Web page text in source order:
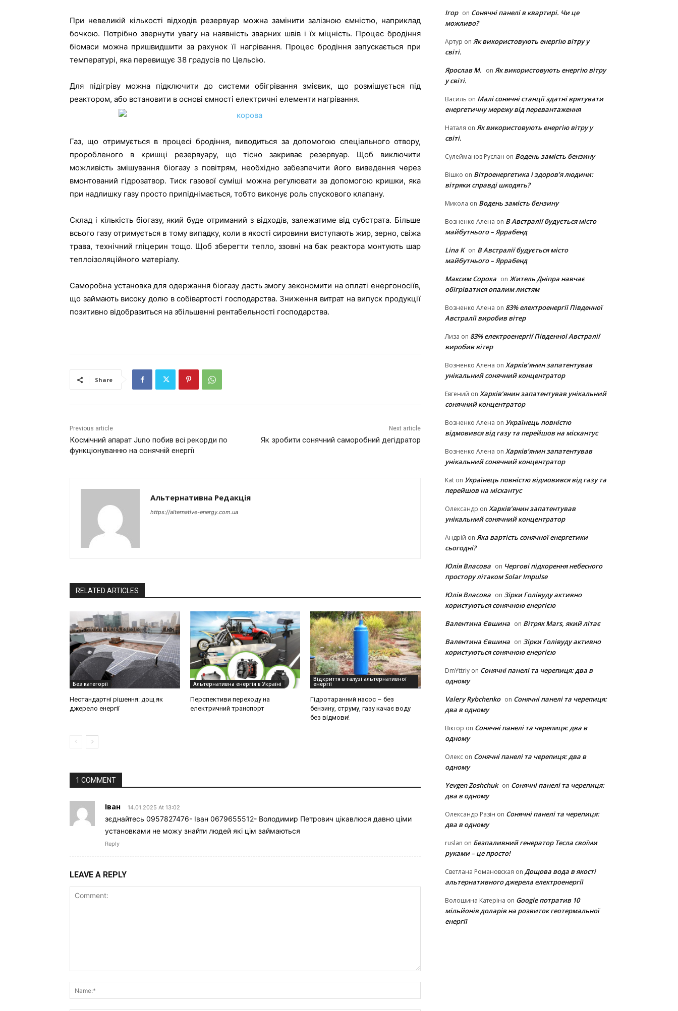
При невеликій кількості відходів резервуар можна замінити залізною ємністю, наприклад
бочкою. Потрібно звернути увагу на наявність зварних швів і їх міцність. Процес бродіння
біомаси можна пришвидшити за рахунок її нагрівання. Процес бродіння запускається при
температурі, яка перевищує 38 градусів по Цельсію.
Для підігріву можна підключити до системи обігрівання змієвик, що розмішується під
реактором, або встановити в основі ємності електричні елементи нагрівання.
Газ, що отримується в процесі бродіння, виводиться за допомогою спеціального отвору,
проробленого в кришці резервуару, що тісно закриває резервуар. Щоб виключити
можливість змішування біогазу з повітрям, необхідно забезпечити його виведення через
вмонтований гідрозатвор. Тиск газової суміші можна регулювати за допомогою кришки, яка
при надлишку газу просто припіднімається, тобто виконує роль спускового клапану.
Склад і кількість біогазу, який буде отриманий з відходів, залежатиме від субстрата. Більше
всього газу отримується в тому випадку, коли в якості сировини виступають жир, зерно, свіжа
трава, технічний гліцерин тощо. Щоб зберегти тепло, ззовні на бак реактора монтують шар
теплоізоляційного матеріалу.
Саморобна установка для одержання біогазу дасть змогу зекономити на оплаті енергоносіїв,
що займають високу долю в собівартості господарства. Зниження витрат на випуск продукції
позитивно відобразиться на збільшенні рентабельності господарства.
Share
Previous article
Космічний апарат Juno побив всі рекорди по
функціонуванню на сонячній енергії
Next article
Як зробити сонячний саморобний дегідратор
Альтернативна Редакція
https://alternative-energy.com.ua
RELATED ARTICLES
Без категорії
Нестандартні рішення: дощ як
джерело енергії
Альтернативна енергія в Україні
Перспективи переходу на
електричний транспорт
Відкриття в галузі альтернативної
енергії
Гідротаранний насос – без
бензину, струму, газу качає воду
без відмови!
1 COMMENT
Іван 14.01.2025 At 13:02
зєднайтесь 0957827476- Іван 0679655512- Володимир Петрович цікавлюся давно ціми
установками не можу знайти людей які цім займаються
Reply
LEAVE A REPLY
Ігор on Сонячні панелі в квартирі. Чи це
можливо?
Артур on Як використовують енергію вітру у
світі.
Ярослав М. on Як використовують енергію вітру
у світі.
Василь on Малі сонячні станції здатні врятувати
енергетичну мережу від перевантаження
Наталя on Як використовують енергію вітру у
світі.
Сулейманов Руслан on Водень замість бензину
Вішко on Вітроенергетика і здоров’я людини:
вітряки cправді шкодять?
Микола on Водень замість бензину
Возненко Алена on В Австралії будується місто
майбутнього – Яррабенд
Lina K on В Австралії будується місто
майбутнього – Яррабенд
Максим Сорока on Житель Дніпра навчає
обігріватися опалим листям
Возненко Алена on 83% електроенергії Південної
Австралії виробив вітер
Лиза on 83% електроенергії Південної Австралії
виробив вітер
Возненко Алена on Харків’янин запатентував
унікальний сонячний концентратор
Евгений on Харків’янин запатентував унікальний
сонячний концентратор
Возненко Алена on Українець повністю
відмовився від газу та перейшов на міскантус
Возненко Алена on Харків’янин запатентував
унікальний сонячний концентратор
Kat on Українець повністю відмовився від газу та
перейшов на міскантус
Олександр on Харків’янин запатентував
унікальний сонячний концентратор
Андрій on Яка вартість сонячної енергетики
сьогодні?
Юлія Власова on Чергові підкорення небесного
простору літаком Solar Impulse
Юлія Власова on Зірки Голівуду активно
користуються сонячною енергією
Валентина Євшина on Вітряк Mars, який літає
Валентина Євшина on Зірки Голівуду активно
користуються сонячною енергією
DmYttriy on Сонячні панелі та черепиця: два в
одному
Valery Rybchenko on Сонячні панелі та черепиця:
два в одному
Віктор on Сонячні панелі та черепиця: два в
одному
Олекс on Сонячні панелі та черепиця: два в
одному
Yevgen Zoshchuk on Сонячні панелі та черепиця:
два в одному
Олександр Разін on Сонячні панелі та черепиця:
два в одному
ruslan on Безпаливний генератор Тесла своїми
руками – це просто!
Светлана Романовская on Дощова вода в якості
альтернативного джерела електроенергії
Волошина Катеріна on Google потратив 10
мільйонів доларів на розвиток геотермальної
енергії